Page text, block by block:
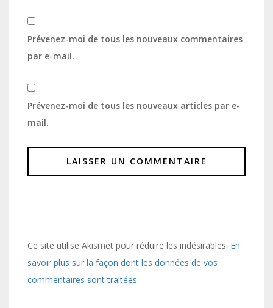
Prévenez-moi de tous les nouveaux commentaires
par e-mail.
Prévenez-moi de tous les nouveaux articles par e-
mail.
Ce site utilise Akismet pour réduire les indésirables. En
savoir plus sur la façon dont les données de vos
commentaires sont traitées.